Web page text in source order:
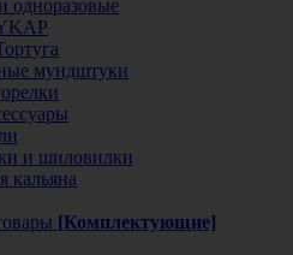
одноразовые
мундштуки
и шиловилки
кальяна
[Комплектующие]